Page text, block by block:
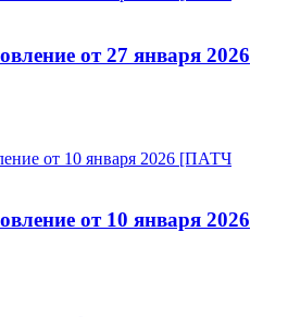
от 27 января 2026
от 10 января 2026